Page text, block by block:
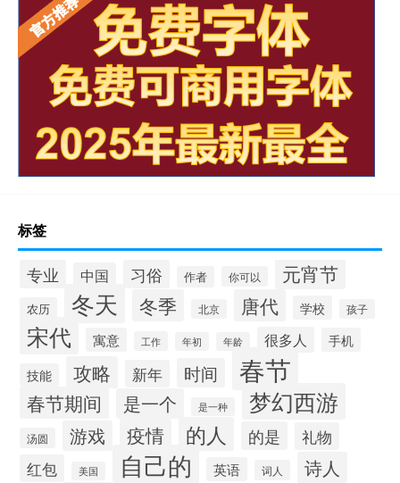
标签
专业 中国 习俗 作者 你可以 元宵节
农历 冬天 冬季 北京 唐代 学校 孩子
宋代 寓意 工作 年初 年龄 很多人 手机
技能 攻略 新年 时间 春节
春节期间 是一个 是一种 梦幻西游
汤圆 游戏 疫情 的人 的是
礼物
红包
美国 自己的 英语 词人 诗人